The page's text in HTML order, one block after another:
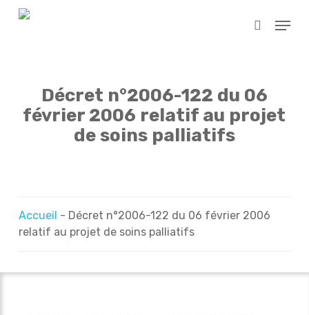
Skip
search
Menu
Décret n°2006-122 du 06
février 2006 relatif au projet
de soins palliatifs
Accueil - Décret n°2006-122 du 06 février 2006
relatif au projet de soins palliatifs